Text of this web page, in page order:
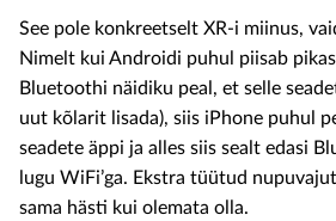
See pole konkreetselt XR-i miinus,
Nimelt kui Androidi puhul piisab
Bluetoothi näidiku peal, et selle
uut kõlarit lisada), siis iPhone puhul
seadete äppi ja alles siis sealt edasi
lugu WiFi’ga. Ekstra tüütud
sama hästi kui olemata olla.